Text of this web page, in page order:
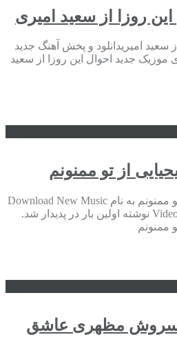
روزا از سعید امیری
سعید امیریدانلود و پخش آهنگ جدید
موزیک جدید احوال این روزا از سعید
از تو ممنونم
موزیک جدید مجید یحیایی از تو ممنونم به نام Download New Music
Video Called On Iran Javan Music نوشته اولین بار در پدیدار شد.
ممنونم
سروش مظهری عاشق